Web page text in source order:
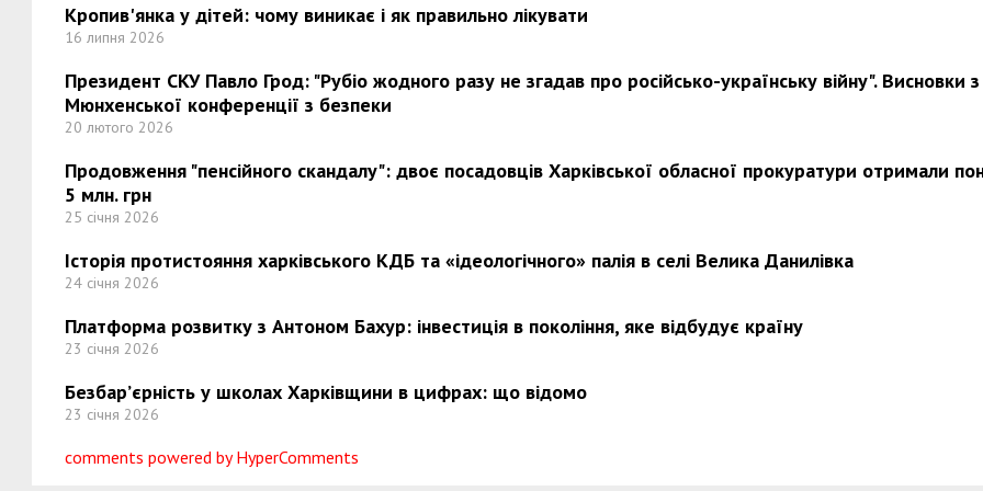
Кропив'янка у дітей: чому виникає і як правильно лікувати
16 липня 2026
Президент СКУ Павло Грод: "Рубіо жодного разу не згадав про російсько-українську війну". Висновки з
Мюнхенської конференції з безпеки
20 лютого 2026
Продовження "пенсійного скандалу": двоє посадовців Харківської обласної прокуратури отримали
5 млн. грн
25 січня 2026
Історія протистояння харківського КДБ та «ідеологічного» палія в селі Велика Данилівка
24 січня 2026
Платформа розвитку з Антоном Бахур: інвестиція в покоління, яке відбудує країну
23 січня 2026
Безбар’єрність у школах Харківщини в цифрах: що відомо
23 січня 2026
comments powered by HyperComments